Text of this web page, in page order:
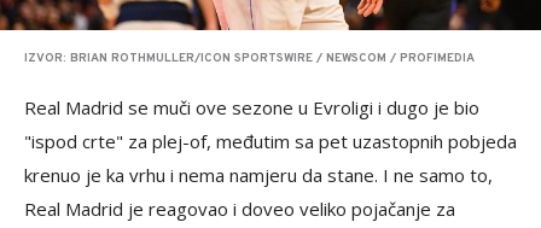
IZVOR: BRIAN ROTHMULLER/ICON SPORTSWIRE / NEWSCOM / PROFIMEDIA
Real Madrid se muči ove sezone u Evroligi i dugo je bio
"ispod crte" za plej-of, međutim sa pet uzastopnih pobjeda
krenuo je ka vrhu i nema namjeru da stane. I ne samo to,
Real Madrid je reagovao i doveo veliko pojačanje za